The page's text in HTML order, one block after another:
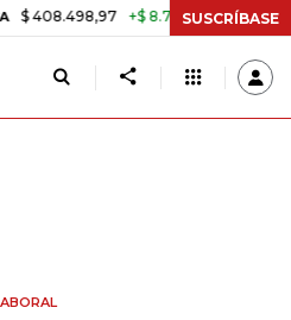
+$ 8.753,81 +2,19% TASA
SUSCRÍBASE